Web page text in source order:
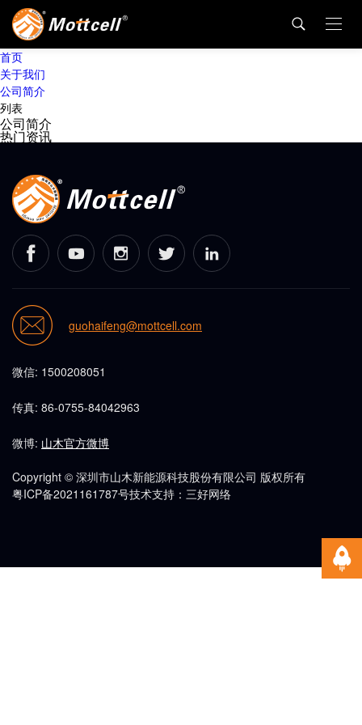
首页
关于我们
公司简介
列表
公司简介
热门资讯
guohaifeng@mottcell.com
微信: 1500208051
传真: 86-0755-84042963
微博: 山木官方微博
Copyright © 深圳市山木新能源科技股份有限公司 版权所有
粤ICP备2021161787号技术支持：三好网络